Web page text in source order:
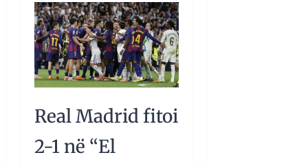
Real Madrid fitoi
2-1 në “El